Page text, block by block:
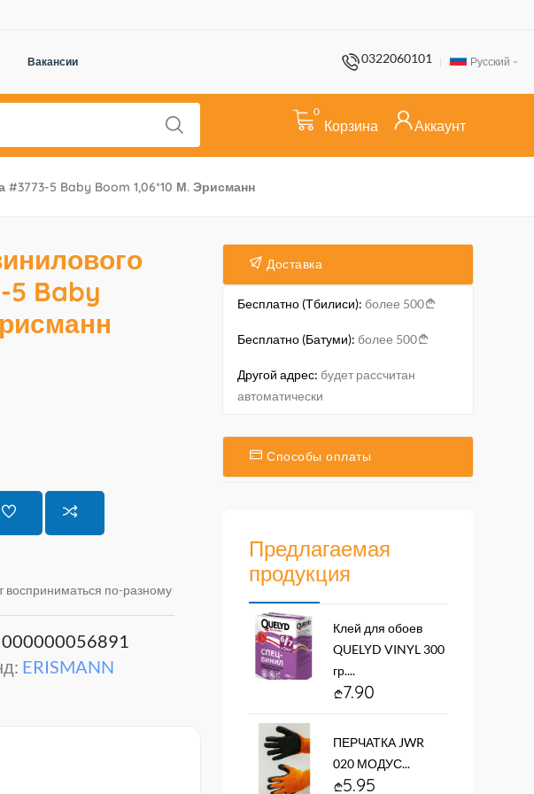
Вакансии 0322060101 Русский
0
Корзина Аккаунт
5 Baby Boom 1,06*10 М. Эрисманн
5 Baby
восприниматься по-разному
000000056891
ERISMANN
Доставка
Бесплатно (Тбилиси): более 500
Бесплатно (Батуми): более 500
Другой адрес: будет рассчитан
автоматически
Способы оплаты
Предлагаемая
продукция
Клей для обоев
QUELYD VINYL 300
гр....
7.90
ПЕРЧАТКА JWR
020 МОДУС...
5.95